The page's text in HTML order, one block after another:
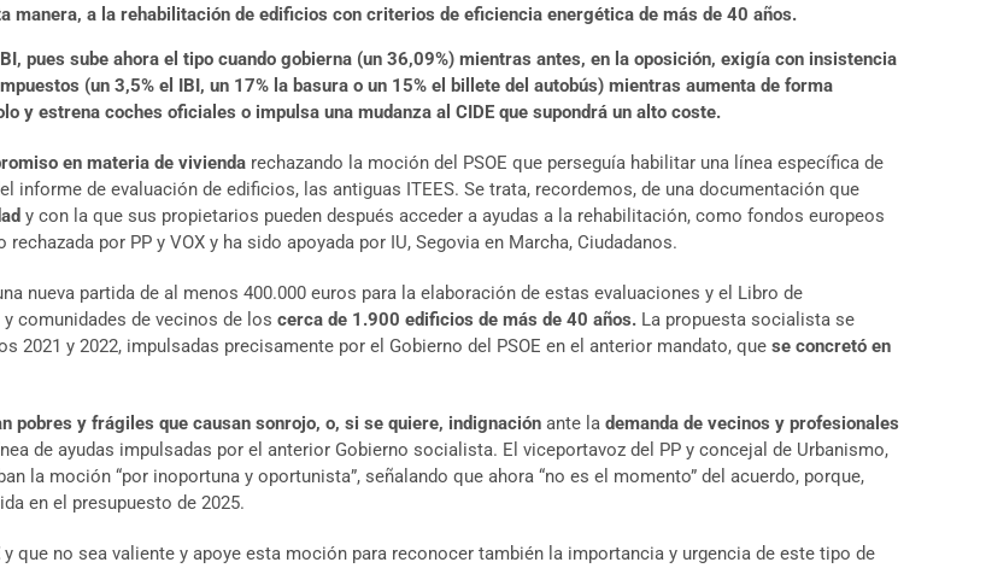
manera, a la rehabilitación de edificios con criterios de eficiencia energética de más de 40 años.
pues sube ahora el tipo cuando gobierna (un 36,09%) mientras antes, en la oposición, exigía con insistencia
(un 3,5% el IBI, un 17% la basura o un 15% el billete del autobús) mientras aumenta de forma
y estrena coches oficiales o impulsa una mudanza al CIDE que supondrá un alto coste.
en materia de vivienda rechazando la moción del PSOE que perseguía habilitar una línea específica de
de evaluación de edificios, las antiguas ITEES. Se trata, recordemos, de una documentación que
y con la que sus propietarios pueden después acceder a ayudas a la rehabilitación, como fondos europeos
por PP y VOX y ha sido apoyada por IU, Segovia en Marcha, Ciudadanos.
nueva partida de al menos 400.000 euros para la elaboración de estas evaluaciones y el Libro de
comunidades de vecinos de los cerca de 1.900 edificios de más de 40 años. La propuesta socialista se
2021 y 2022, impulsadas precisamente por el Gobierno del PSOE en el anterior mandato, que se concretó en
pobres y frágiles que causan sonrojo, o, si se quiere, indignación ante la demanda de vecinos y profesionales
de ayudas impulsadas por el anterior Gobierno socialista. El viceportavoz del PP y concejal de Urbanismo,
la moción “por inoportuna y oportunista”, señalando que ahora “no es el momento” del acuerdo, porque,
en el presupuesto de 2025.
y que no sea valiente y apoye esta moción para reconocer también la importancia y urgencia de este tipo de